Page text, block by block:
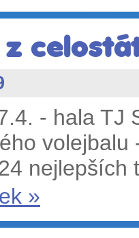
z
- hala TJ
nejlepších
»